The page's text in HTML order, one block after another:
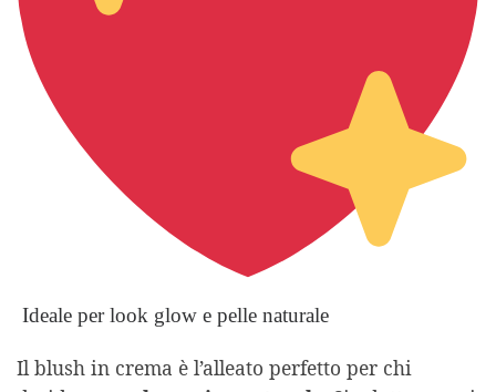
Ideale per look glow e pelle naturale
Il blush in crema è l’alleato perfetto per chi